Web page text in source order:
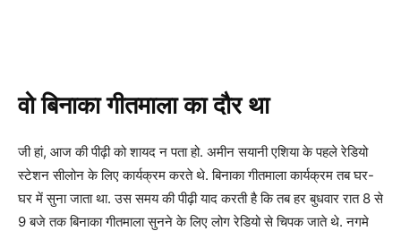
वो बिनाका गीतमाला का दौर था
जी हां, आज की पीढ़ी को शायद न पता हो. अमीन सयानी एशिया के पहले रेडियो
स्टेशन सीलोन के लिए कार्यक्रम करते थे. बिनाका गीतमाला कार्यक्रम तब घर-
घर में सुना जाता था. उस समय की पीढ़ी याद करती है कि तब हर बुधवार रात 8 से
9 बजे तक बिनाका गीतमाला सुनने के लिए लोग रेडियो से चिपक जाते थे. नगमे